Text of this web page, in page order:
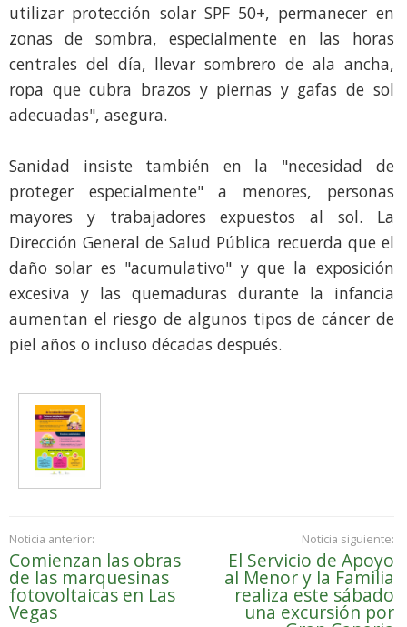
utilizar protección solar SPF 50+, permanecer en
zonas de sombra, especialmente en las horas
centrales del día, llevar sombrero de ala ancha,
ropa que cubra brazos y piernas y gafas de sol
adecuadas", asegura.
Sanidad insiste también en la "necesidad de
proteger especialmente" a menores, personas
mayores y trabajadores expuestos al sol. La
Dirección General de Salud Pública recuerda que el
daño solar es "acumulativo" y que la exposición
excesiva y las quemaduras durante la infancia
aumentan el riesgo de algunos tipos de cáncer de
piel años o incluso décadas después.
Noticia anterior:
Comienzan las obras
de las marquesinas
fotovoltaicas en Las
Vegas
Noticia siguiente:
El Servicio de Apoyo
al Menor y la Familia
realiza este sábado
una excursión por